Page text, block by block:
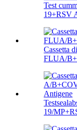
Test
19+RSV
Cassetta
FLUA/
19/